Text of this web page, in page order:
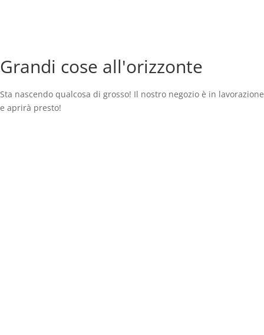
Grandi cose all'orizzonte
Sta nascendo qualcosa di grosso! Il nostro negozio è in lavorazione
e aprirà presto!